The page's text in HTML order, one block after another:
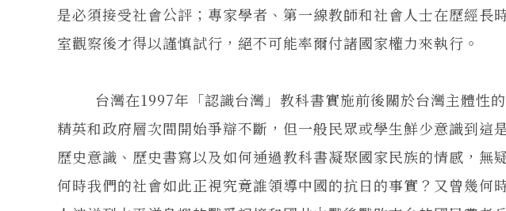
是必須接受社會公評；專家學者、第一線教師和社會人士在歷經長
室觀察後才得以謹慎試行，絕不可能率爾付諸國家權力來執行。
台灣在1997年「認識台灣」教科書實施前後關於台灣主體性的
精英和政府層次間開始爭辯不斷，但一般民眾或學生鮮少意識到這
歷史意識、歷史書寫以及如何通過教科書凝聚國家民族的情感，無
何時我們的社會如此正視究竟誰領導中國的抗日的事實？又曾幾何